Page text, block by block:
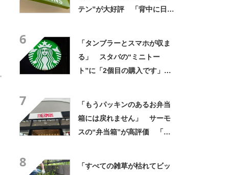
テン”が大好評 「背中に日差
6
「タンブラーとスマホが収ま
る」 スタバの“ミニトー
ト”に「2個目の購入です」
7
「もうパッキンのあるお弁当
箱には戻れません」 サーモ
スの“弁当箱”が高評価 「想
8
「すべての雑草が枯れてビッ